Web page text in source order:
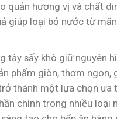
quản hương vị và chất
giúp loại bỏ nước từ
tây sấy khô giữ nguyên
phẩm giòn, thơm ngon,
thành một lựa chọn ưa
chính trong nhiều loại